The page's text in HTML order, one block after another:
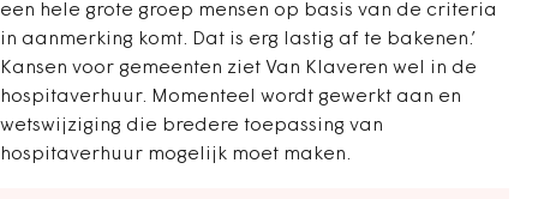
een hele grote groep mensen op basis van de criteria
in aanmerking komt. Dat is erg lastig af te bakenen.’
Kansen voor gemeenten ziet Van Klaveren wel in de
hospitaverhuur. Momenteel wordt gewerkt aan en
wetswijziging die bredere toepassing van
hospitaverhuur mogelijk moet maken.